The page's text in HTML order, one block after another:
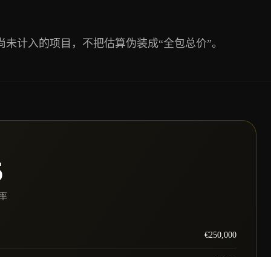
计入的项目，不把估算伪装成“全包总价”。
€250,000